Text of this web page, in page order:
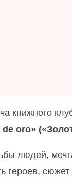
книжного
oro»
людей,